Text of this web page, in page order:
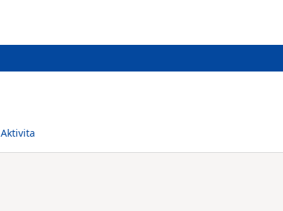
Aktivita